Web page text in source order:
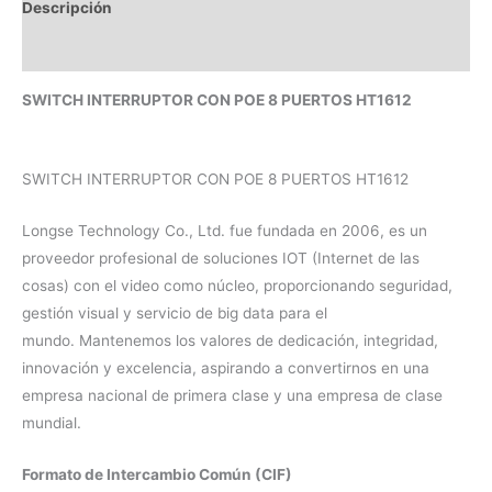
Descripción
SWITCH INTERRUPTOR CON POE 8 PUERTOS HT1612
SWITCH INTERRUPTOR CON POE 8 PUERTOS HT1612
Longse Technology Co., Ltd. fue fundada en 2006, es un
proveedor profesional de soluciones IOT (Internet de las
cosas) con el video como núcleo, proporcionando seguridad,
gestión visual y servicio de big data para el
mundo. Mantenemos los valores de dedicación, integridad,
innovación y excelencia, aspirando a convertirnos en una
empresa nacional de primera clase y una empresa de clase
mundial.
Formato de Intercambio Común (CIF)